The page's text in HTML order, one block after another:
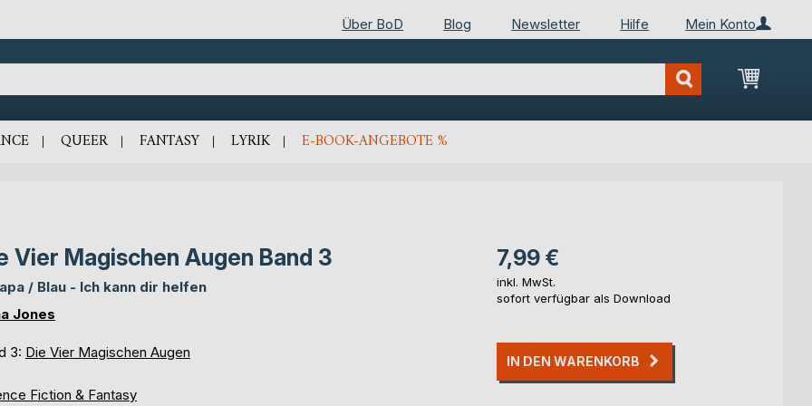
Mein Konto
Über BoD Blog Newsletter Hilfe
Mein
QUEER FANTASY LYRIK E-BOOK-ANGEBOTE %
Vier Magischen Augen Band 3
/ Blau - Ich kann dir helfen
Jones
3: Die Vier Magischen Augen
Fiction & Fantasy
7,99 €
inkl. MwSt.
sofort verfügbar als Download
IN DEN WARENKORB